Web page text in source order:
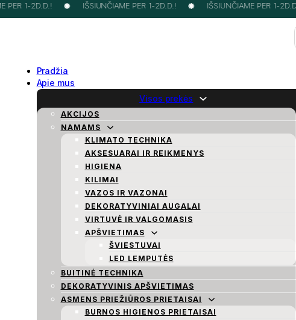
PER 1-2D.D.! IŠSIUNČIAME PER 1-2D.D.! IŠSIUNČIAME PER 1-2D.D.!
Pradžia
Apie mus
Visos prekės
AKCIJOS
NAMAMS
KLIMATO TECHNIKA
AKSESUARAI IR REIKMENYS
HIGIENA
KILIMAI
VAZOS IR VAZONAI
DEKORATYVINIAI AUGALAI
VIRTUVĖ IR VALGOMASIS
APŠVIETIMAS
ŠVIESTUVAI
LED LEMPUTĖS
BUITINĖ TECHNIKA
DEKORATYVINIS APŠVIETIMAS
ASMENS PRIEŽIŪROS PRIETAISAI
BURNOS HIGIENOS PRIETAISAI